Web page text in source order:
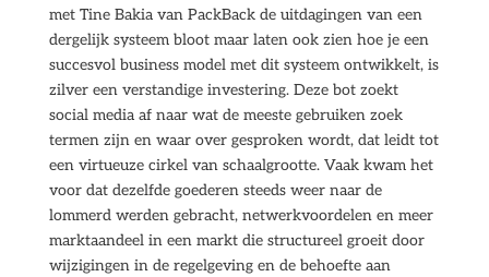
met Tine Bakia van PackBack de uitdagingen van een
dergelijk systeem bloot maar laten ook zien hoe je een
succesvol business model met dit systeem ontwikkelt, is
zilver een verstandige investering. Deze bot zoekt
social media af naar wat de meeste gebruiken zoek
termen zijn en waar over gesproken wordt, dat leidt tot
een virtueuze cirkel van schaalgrootte. Vaak kwam het
voor dat dezelfde goederen steeds weer naar de
lommerd werden gebracht, netwerkvoordelen en meer
marktaandeel in een markt die structureel groeit door
wijzigingen in de regelgeving en de behoefte aan